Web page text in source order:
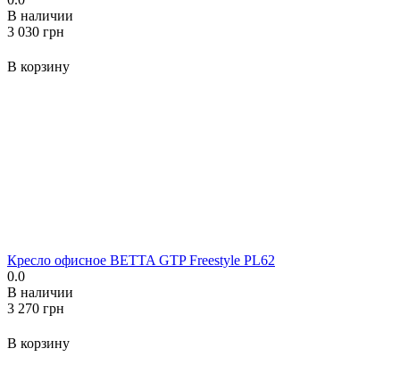
В наличии
‍3 030‍ грн
В корзину
Кресло офисное BETTA GTP Freestyle PL62
0.0
В наличии
‍3 270‍ грн
В корзину